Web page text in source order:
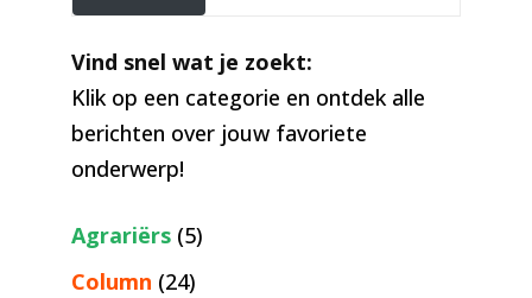
Vind snel wat je zoekt:
Klik op een categorie en ontdek alle
berichten over jouw favoriete
onderwerp!
Agrariërs(5)
Column (24)